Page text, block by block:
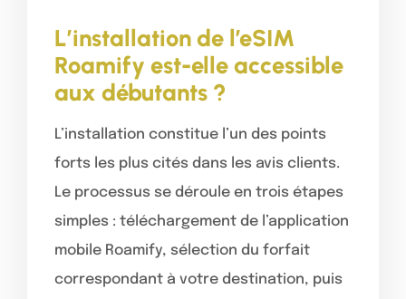
L’installation de l’eSIM
Roamify est-elle accessible
aux débutants ?
L’installation constitue l’un des points
forts les plus cités dans les avis clients.
Le processus se déroule en trois étapes
simples : téléchargement de l’application
mobile Roamify, sélection du forfait
correspondant à votre destination, puis